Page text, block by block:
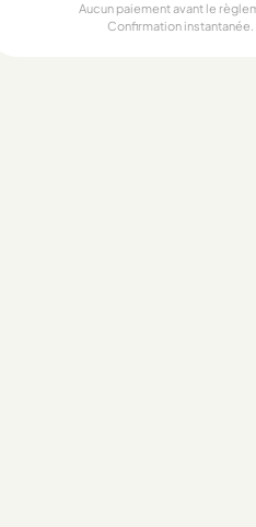
Aucun paiement avant le
Confirmation instantanée.